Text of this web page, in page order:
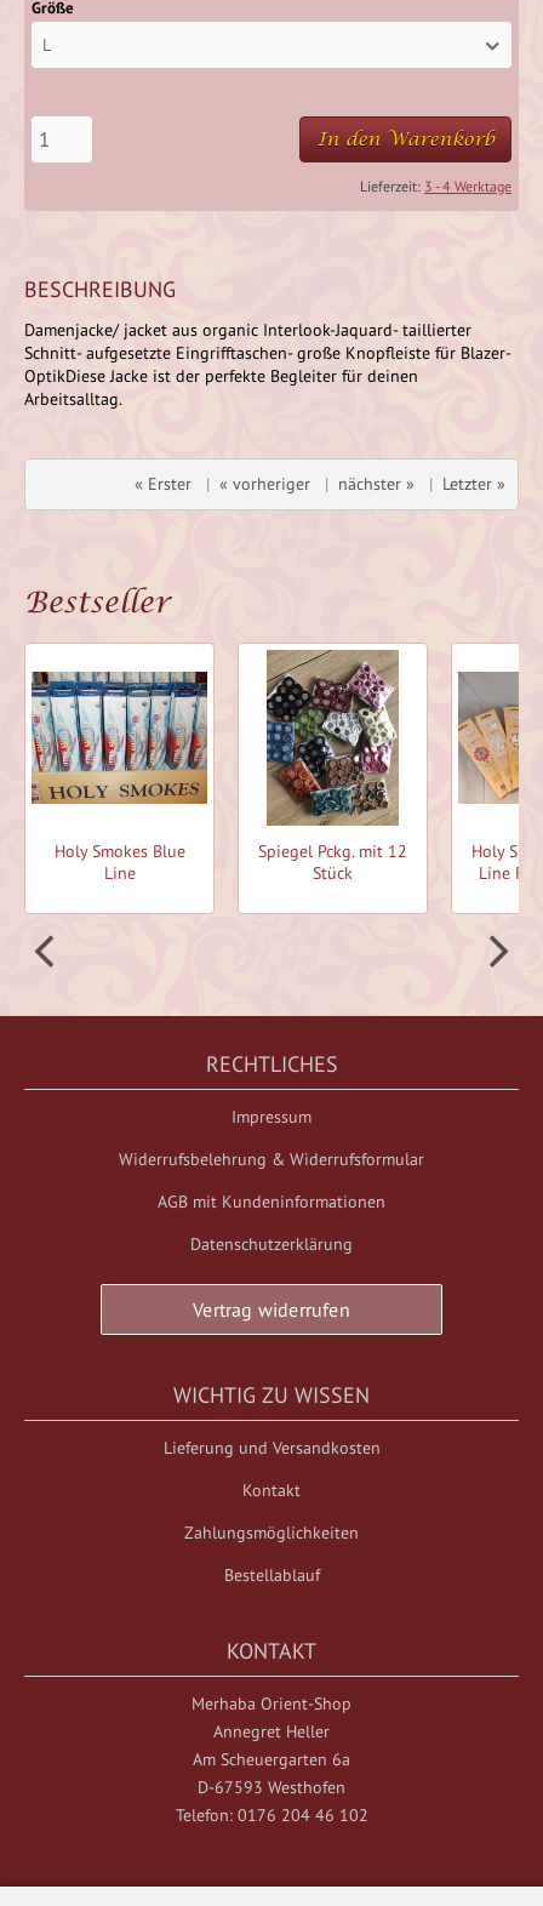
Größe
L
In den Warenkorb
Lieferzeit: 3 - 4 Werktage
BESCHREIBUNG
Damenjacke/ jacket aus organic Interlook-Jaquard- taillierter
Schnitt- aufgesetzte Eingrifftaschen- große Knopfleiste für Blazer-
OptikDiese Jacke ist der perfekte Begleiter für deinen
Arbeitsalltag.
« Erster | « vorheriger | nächster » | Letzter »
Bestseller
Holy Smokes Blue
Line
Spiegel Pckg. mit 12
Stück
Holy
Line
RECHTLICHES
Impressum
Widerrufsbelehrung & Widerrufsformular
AGB mit Kundeninformationen
Datenschutzerklärung
Vertrag widerrufen
WICHTIG ZU WISSEN
Lieferung und Versandkosten
Kontakt
Zahlungsmöglichkeiten
Bestellablauf
KONTAKT
Merhaba Orient-Shop
Annegret Heller
Am Scheuergarten 6a
D-67593 Westhofen
Telefon: 0176 204 46 102